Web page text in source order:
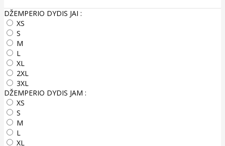
DŽEMPERIO DYDIS JAI :
XS
S
M
L
XL
2XL
3XL
DŽEMPERIO DYDIS JAM :
XS
S
M
L
XL